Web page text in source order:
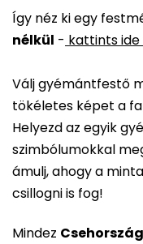
Így néz ki egy
nélkül - kattints
Válj gyémántfestő
tökéletes képet a
Helyezd az egyik
szimbólumokkal
ámulj, ahogy a
csillogni is fog!
Mindez
átlagos
értékelése
ből
0,0
csillag.